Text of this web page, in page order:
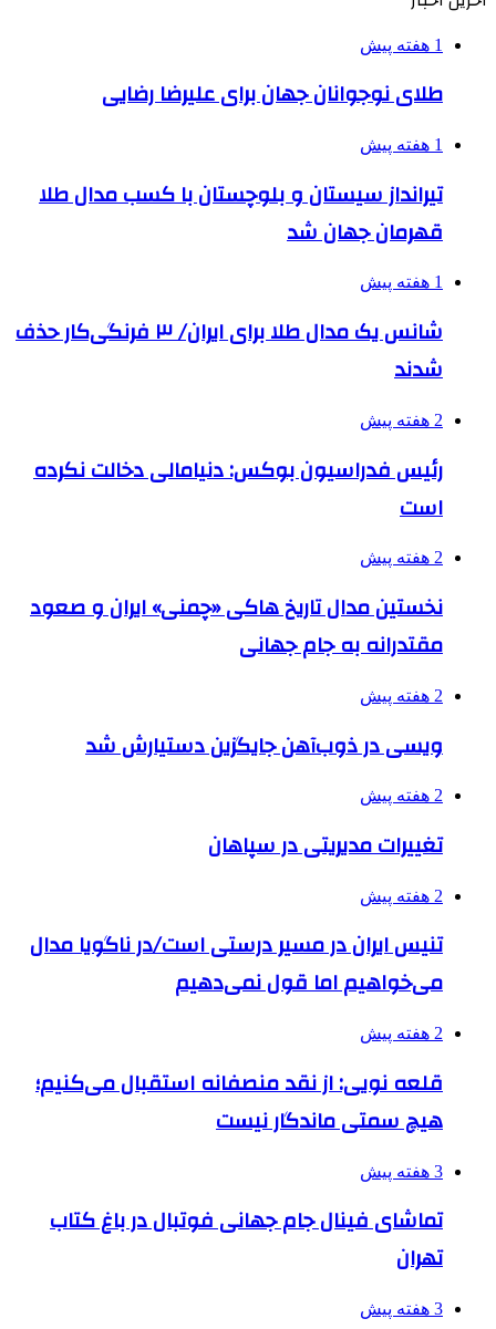
1 هفته پیش
طلای نوجوانان جهان برای علیرضا رضایی
1 هفته پیش
تیرانداز سیستان و بلوچستان با کسب مدال طلا
قهرمان جهان شد
1 هفته پیش
شانس یک مدال طلا برای ایران/ ۳ فرنگی‌کار حذف
شدند
2 هفته پیش
رئیس فدراسیون بوکس: دنیامالی دخالت نکرده
است
2 هفته پیش
نخستین مدال تاریخ هاکی «چمنی» ایران و صعود
مقتدرانه به جام جهانی
2 هفته پیش
ویسی در ذوب‌آهن جایگزین دستیارش شد
2 هفته پیش
تغییرات مدیریتی در سپاهان
2 هفته پیش
تنیس ایران در مسیر درستی است/در ناگویا مدال
می‌خواهیم اما قول نمی‌دهیم
2 هفته پیش
قلعه نویی: از نقد منصفانه استقبال می‌کنیم؛
هیچ سمتی ماندگار نیست
3 هفته پیش
تماشای فینال جام جهانی فوتبال در باغ کتاب
تهران
3 هفته پیش